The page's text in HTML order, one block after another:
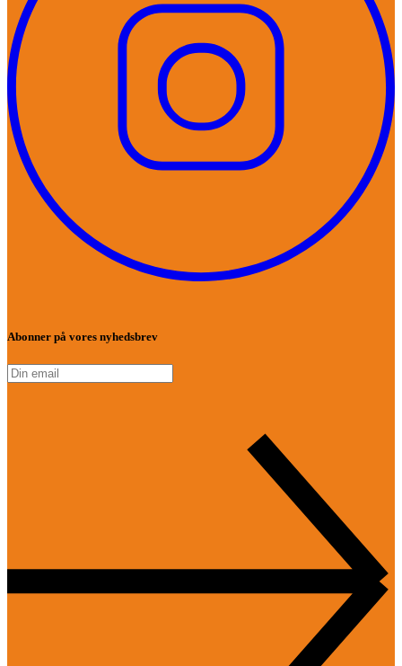
Abonner på vores nyhedsbrev